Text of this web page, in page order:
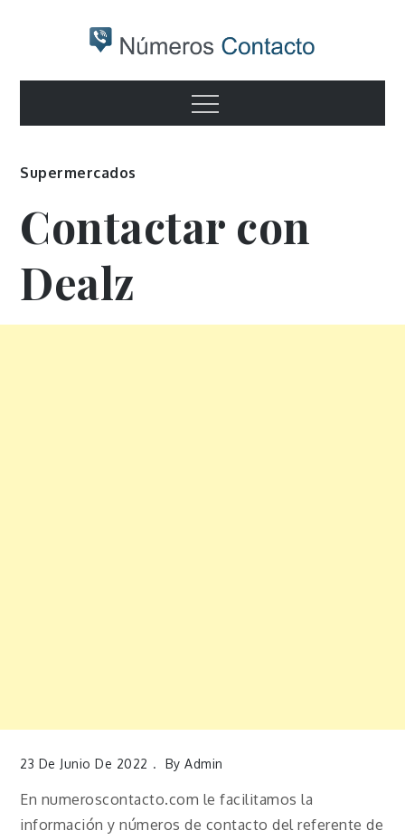
Numeros
contacto
Otro sitio realizado con WordPress
Menu
Supermercados
Contactar con
Dealz
23 De Junio De 2022 ByAdmin
En numeroscontacto.com le facilitamos la
información y números de contacto del referente de